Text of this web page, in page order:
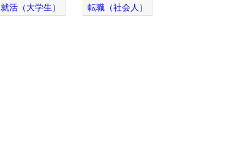
就活（大学生） 転職（社会人）